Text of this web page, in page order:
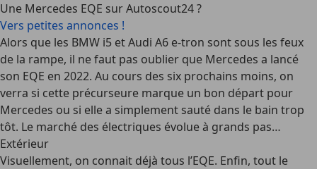
Une Mercedes EQE sur Autoscout24 ?
Vers petites annonces !
Alors que les BMW i5 et Audi A6 e-tron sont sous les feux
de la rampe, il ne faut pas oublier que Mercedes a lancé
son EQE en 2022. Au cours des six prochains moins, on
verra si cette précurseure marque un bon départ pour
Mercedes ou si elle a simplement sauté dans le bain trop
tôt. Le marché des électriques évolue à grands pas…
Extérieur
Visuellement, on connait déjà tous l’EQE. Enfin, tout le